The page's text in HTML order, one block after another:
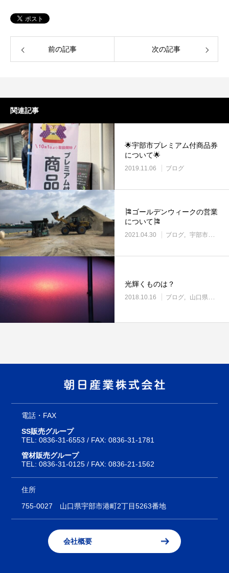
前の記事 次の記事
関連記事
🌟宇部市プレミアム付商品券
について🌟
2019.11.06 ブログ
🎏ゴールデンウィークの営業
について🎏
2021.04.30 ブログ 宇部市働き方改革に取り組む企業
光輝くものは？
2018.10.16 ブログ 山口県の土場渡し・野積み場
電話・FAX
SS販売グループ
TEL:0836-31-6553 / FAX: 0836-31-1781
管材販売グループ
TEL:0836-31-0125 / FAX: 0836-21-1562
住所
755-0027 山口県宇部市港町2丁目5263番地
会社概要